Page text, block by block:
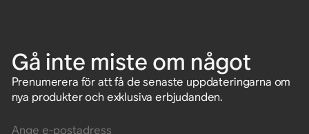
Gå inte miste om något
Prenumerera för att få de senaste uppdateringarna om
nya produkter och exklusiva erbjudanden.